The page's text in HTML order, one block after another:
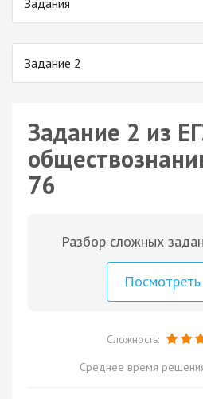
Задания
Задание 2
Задание 2 из
76
Разбор сложных
Посмотреть
Сложность:
Среднее время